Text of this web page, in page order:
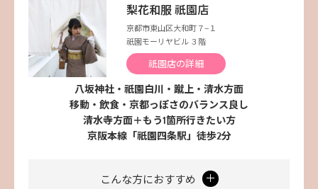
梨花和服 祇園店
京都市東山区大和町７−１
祇園モーリヤビル ３階
祇園店の詳細
八坂神社・祇園白川・蹴上・清水方面
移動・飲食・京都っぽさのバランス良し
清水寺方面＋もう1箇所行きたい方
京阪本線「祇園四条駅」徒歩2分
こんな方におすすめ